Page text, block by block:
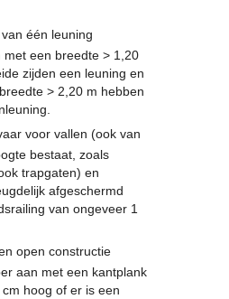
één leuning
een breedte > 1,20
zijden een leuning en
> 2,20 m hebben
voor vallen (ook van
bestaat, zoals
trapgaten) en
afgeschermd
van ongeveer 1
open constructie
aan met een kantplank
hoog of er is een